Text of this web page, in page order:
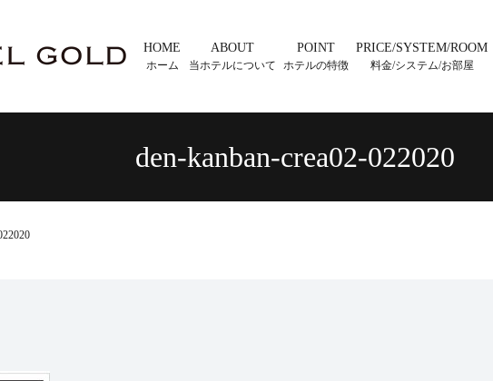
HOME
ホーム
ABOUT
当ホテルについて
POINT
ホテルの特徴
PRICE/SYSTEM/ROOM
料金/システム/お部屋
den-kanban-crea02-022020